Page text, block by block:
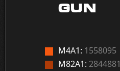
GUN
M4A1: 1558095
M82A1: 2844881